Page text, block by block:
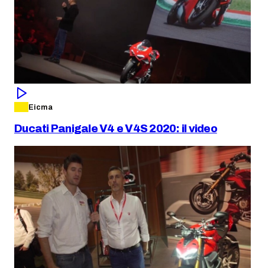
Eicma
Ducati Panigale V4 e V4S 2020: il video